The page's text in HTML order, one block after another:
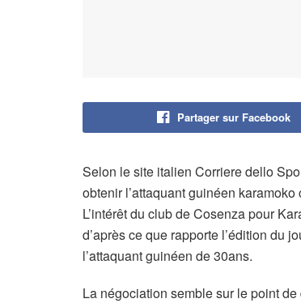
Partager sur Facebook
Selon le site italien Corriere dello
obtenir l’attaquant guinéen
L’intérêt du club de Cosenza pour
d’après ce que rapporte l’édition du
l’attaquant guinéen de 30ans.
La négociation semble sur le point